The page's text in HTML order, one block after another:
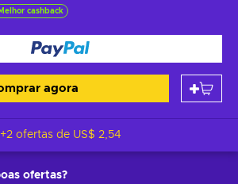
Melhor cashback
agora
+2 ofertas de US$ 2,54
ofertas?